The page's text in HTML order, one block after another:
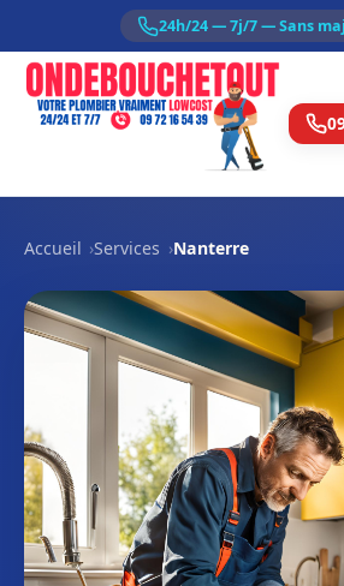
24h/24 — 7j/7 — Sans
Accueil Services Nanterre